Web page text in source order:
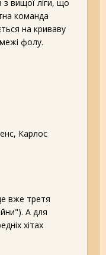
з вищої ліги, що
команда
на криваву
фолу.
Карлос
вже третя
А для
хітах